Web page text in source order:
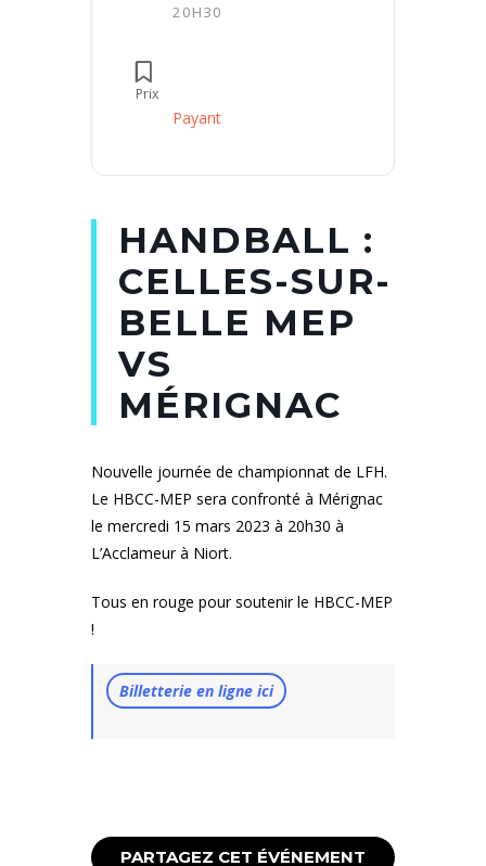
20H30
Prix
Payant
HANDBALL :
CELLES-SUR-
BELLE MEP
VS
MÉRIGNAC
Nouvelle journée de championnat de LFH.
Le HBCC-MEP sera confronté à Mérignac
le mercredi 15 mars 2023 à 20h30 à
L’Acclameur à Niort.
Tous en rouge pour soutenir le HBCC-MEP
!
Billetterie en ligne ici
PARTAGEZ CET ÉVÉNEMENT